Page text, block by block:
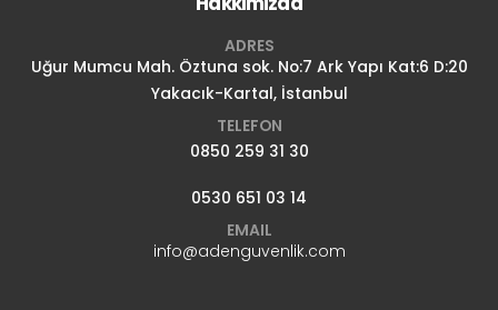
ADRES
Uğur Mumcu Mah. Öztuna sok. No:7 Ark Yapı Kat:6 D:20
Yakacık-Kartal, İstanbul
TELEFON
0850 259 31 30
0530 651 03 14
EMAIL
info@adenguvenlik.com